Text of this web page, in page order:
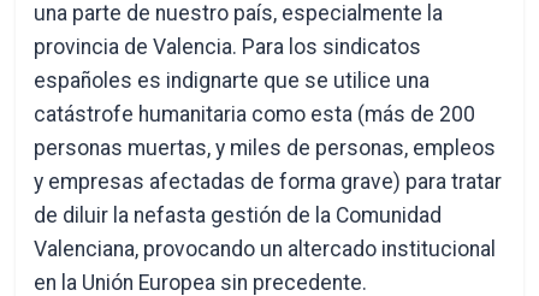
una parte de nuestro país, especialmente la
provincia de Valencia. Para los sindicatos
españoles es indignarte que se utilice una
catástrofe humanitaria como esta (más de 200
personas muertas, y miles de personas, empleos
y empresas afectadas de forma grave) para tratar
de diluir la nefasta gestión de la Comunidad
Valenciana, provocando un altercado institucional
en la Unión Europea sin precedente.